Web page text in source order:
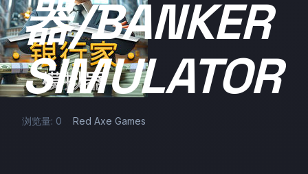
器/BANKER
SIMULATOR
浏览量: 0 Red Axe Games